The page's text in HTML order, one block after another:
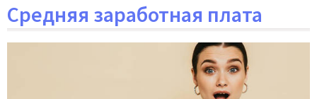
Средняя заработная плата